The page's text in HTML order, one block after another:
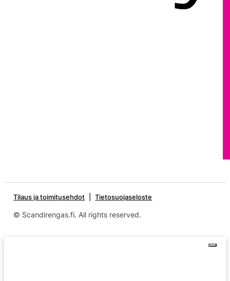
Tilaus ja toimitusehdot Tietosuojaseloste
© Scandirengas.fi. All rights reserved.